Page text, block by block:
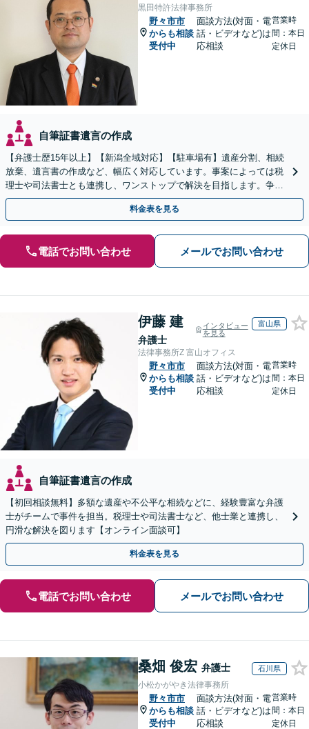
黒田特許法律事務所
野々市市
からも相談
受付中
面談方法(対面・電
話・ビデオなど)は
応相談
営業時
間：本日
定休日
自筆証書遺言の作成
【弁護士歴15年以上】【新潟全域対応】【駐車場有】遺産分割、相続
放棄、遺言書の作成など、幅広く対応しています。事案によっては税
理士や司法書士とも連携し、ワンストップで解決を目指します。争い
を防ぐためにもぜひご相談ください。【分割払い可】
料金表を見る
電話でお問い合わせ メールでお問い合わせ
伊藤 建
弁護士
インタビュー
を見る
富山県
法律事務所Z 富山オフィス
野々市市
からも相談
受付中
面談方法(対面・電
話・ビデオなど)は
応相談
営業時
間：本日
定休日
自筆証書遺言の作成
【初回相談無料】多額な遺産や不公平な相続などに、経験豊富な弁護
士がチームで事件を担当。税理士や司法書士など、他士業と連携し、
円滑な解決を図ります【オンライン面談可】
料金表を見る
電話でお問い合わせ メールでお問い合わせ
桑畑 俊宏 弁護士 石川県
小松かがやき法律事務所
野々市市
からも相談
受付中
面談方法(対面・電
話・ビデオなど)は
応相談
営業時
間：本日
定休日